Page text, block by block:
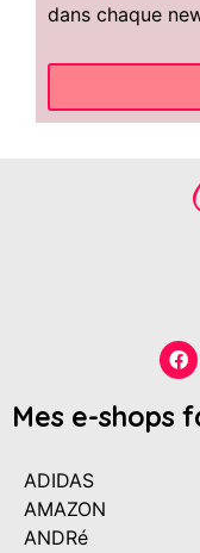
dans chaque
Mes e-shops
ADIDAS
AMAZON
ANDRé